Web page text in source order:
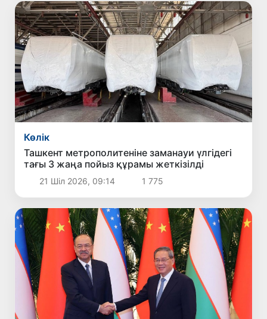
Көлік
Ташкент метрополитеніне заманауи үлгідегі
тағы 3 жаңа пойыз құрамы жеткізілді
21 Шіл 2026, 09:14 1 775